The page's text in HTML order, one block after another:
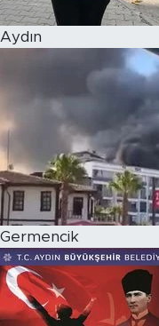
Aydın
Germencik